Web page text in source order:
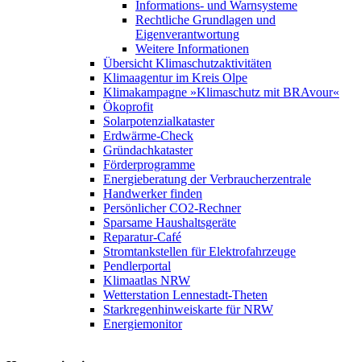
Informations- und Warnsysteme
Rechtliche Grundlagen und
Eigenverantwortung
Weitere Informationen
Übersicht Klimaschutzaktivitäten
Klimaagentur im Kreis Olpe
Klimakampagne »Klimaschutz mit BRAvour«
Ökoprofit
Solarpotenzialkataster
Erdwärme-Check
Gründachkataster
Förderprogramme
Energieberatung der Verbraucherzentrale
Handwerker finden
Persönlicher CO2-Rechner
Sparsame Haushaltsgeräte
Reparatur-Café
Stromtankstellen für Elektrofahrzeuge
Pendlerportal
Klimaatlas NRW
Wetterstation Lennestadt-Theten
Starkregenhinweiskarte für NRW
Energiemonitor